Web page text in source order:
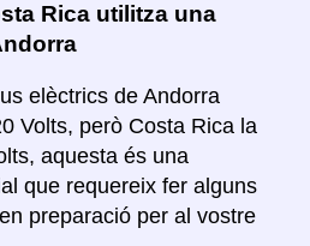
Rica utilitza una
elèctrics de Andorra
Volts, però Costa Rica la
aquesta és una
que requereix fer alguns
preparació per al vostre